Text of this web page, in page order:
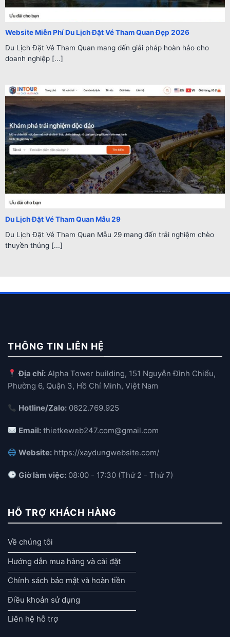
Website Miễn Phí Du Lịch Đặt Vé Tham Quan Đẹp 2026
Du Lịch Đặt Vé Tham Quan mang đến giải pháp hoàn hảo cho
doanh nghiệp [...]
Du Lịch Đặt Vé Tham Quan Mẫu 29
Du Lịch Đặt Vé Tham Quan Mẫu 29 mang đến trải nghiệm chèo
thuyền thúng [...]
THÔNG TIN LIÊN HỆ
Địa chỉ: Alpha Tower building, 151 Nguyễn Đình Chiểu,
Phường 6, Quận 3, Hồ Chí Minh, Việt Nam
Hotline/Zalo: 0822.769.925
Email: thietkeweb247.com@gmail.com
Website: https://xaydungwebsite.com/
Giờ làm việc: 08:00 - 17:30 (Thứ 2 - Thứ 7)
HỖ TRỢ KHÁCH HÀNG
Về chúng tôi
Hướng dẫn mua hàng và cài đặt
Chính sách bảo mật và hoàn tiền
Điều khoản sử dụng
Liên hệ hỗ trợ